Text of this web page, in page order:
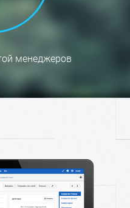
менеджеров